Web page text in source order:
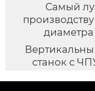
Самый
станок с